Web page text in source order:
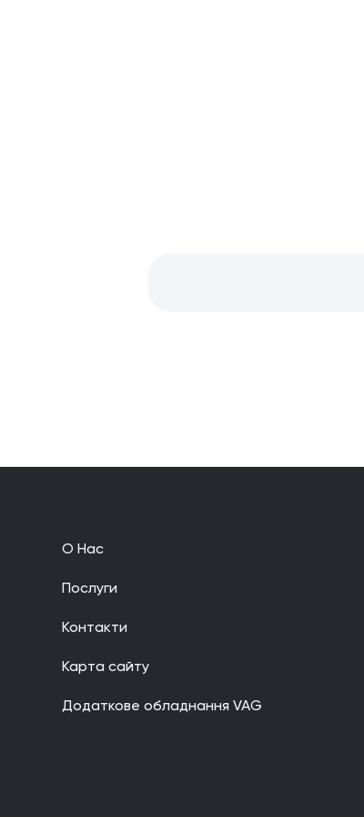
О Нас
Послуги
Контакти
Карта сайту
Додаткове обладнання VAG